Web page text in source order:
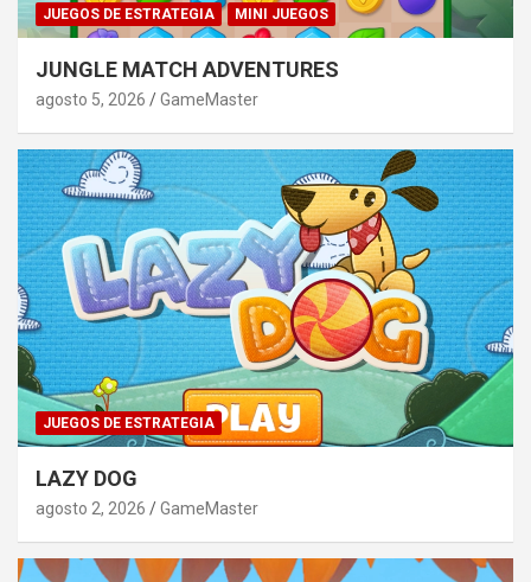
JUEGOS DE ESTRATEGIA MINI JUEGOS
JUNGLE MATCH ADVENTURES
agosto 5, 2026 GameMaster
JUEGOS DE ESTRATEGIA
LAZY DOG
agosto 2, 2026 GameMaster